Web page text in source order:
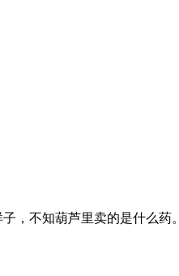
，不知葫芦里卖的是什么药。